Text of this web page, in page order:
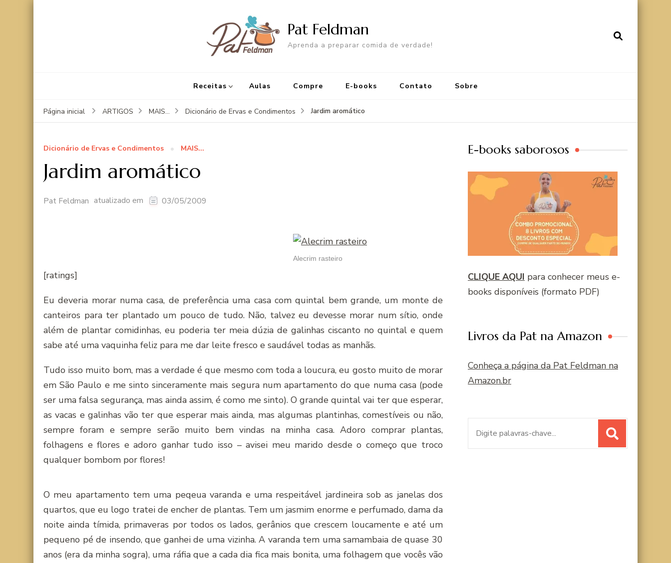
Pat Feldman
Aprenda a preparar comida de verdade!
Receitas Aulas Compre E-books Contato Sobre
Página inicial ARTIGOS MAIS... Dicionário de Ervas e Condimentos Jardim aromático
Dicionário de Ervas e Condimentos MAIS...
Jardim aromático
Pat Feldman atualizado em 03/05/2009
Alecrim rasteiro
[ratings]
Eu deveria morar numa casa, de preferência uma casa com quintal bem grande, um monte de
canteiros para ter plantado um pouco de tudo. Não, talvez eu devesse morar num sítio, onde
além de plantar comidinhas, eu poderia ter meia dúzia de galinhas ciscanto no quintal e quem
sabe até uma vaquinha feliz para me dar leite fresco e saudável todas as manhãs.
Tudo isso muito bom, mas a verdade é que mesmo com toda a loucura, eu gosto muito de morar
em São Paulo e me sinto sinceramente mais segura num apartamento do que numa casa (pode
ser uma falsa segurança, mas ainda assim, é como me sinto). O grande quintal vai ter que esperar,
as vacas e galinhas vão ter que esperar mais ainda, mas algumas plantinhas, comestíveis ou não,
sempre foram e sempre serão muito bem vindas na minha casa. Adoro comprar plantas,
folhagens e flores e adoro ganhar tudo isso – avisei meu marido desde o começo que troco
qualquer bombom por flores!
O meu apartamento tem uma peqeua varanda e uma respeitável jardineira sob as janelas dos
quartos, que eu logo tratei de encher de plantas. Tem um jasmim enorme e perfumado, dama da
noite ainda tímida, primaveras por todos os lados, gerânios que crescem loucamente e até um
pequeno pé de insendo, que ganhei de uma vizinha. A varanda tem uma samambaia de quase 30
anos (era da minha sogra), uma ráfia que a cada dia fica mais bonita, uma folhagem que vocês vão
E-books saborosos
CLIQUE AQUI para conhecer meus e-
books disponíveis (formato PDF)
Livros da Pat na Amazon
Conheça a página da Pat Feldman na
Amazon.br